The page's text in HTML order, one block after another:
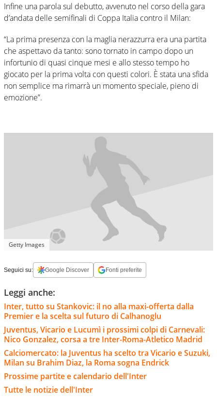
Infine una parola sul debutto, avvenuto nel corso della gara
d’andata delle semifinali di Coppa Italia contro il Milan:
“La prima presenza con la maglia nerazzurra era una partita
che aspettavo da tanto: sono tornato in campo dopo un
infortunio di quasi cinque mesi e allo stesso tempo ho
giocato per la prima volta con questi colori. È stata una sfida
non semplice ma rimarrà un momento speciale, pieno di
emozione”.
Getty Images
Seguici su: Google Discover Fonti preferite
Leggi anche:
Inter, tutto su Stankovic: il no alla maxi-offerta dalla
Premier e la scelta sul futuro di Calhanoglu
Juventus, Vicario e Lucumì i prossimi colpi di Carnevali:
Nico Gonzalez, corsa a tre Inter-Roma-Atletico Madrid
Calciomercato: la Juventus ha scelto tra Vicario e Suzuki,
Milan su Brahim Diaz, la Roma sogna Endrick
Prossime partite e calendario dell'Inter
Tutte le notizie dell'Inter